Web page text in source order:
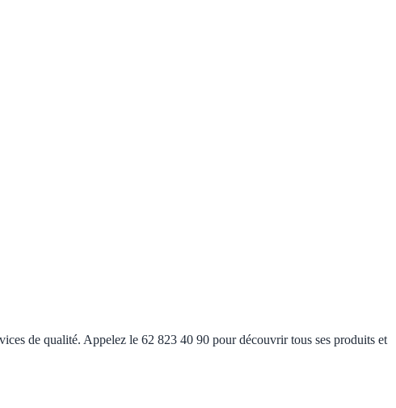
de qualité. Appelez le 62 823 40 90 pour découvrir tous ses produits et